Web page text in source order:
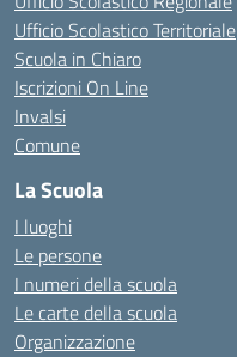
Ufficio Scolastico Territoriale
Scuola in Chiaro
Iscrizioni On Line
Invalsi
Comune
La Scuola
I luoghi
Le persone
I numeri della scuola
Le carte della scuola
Organizzazione